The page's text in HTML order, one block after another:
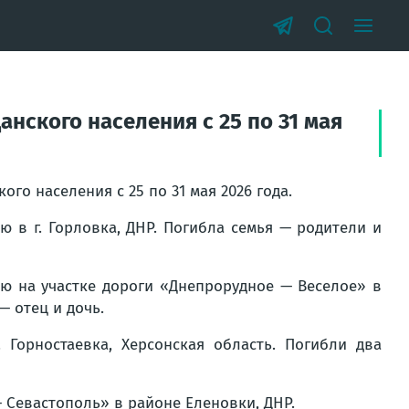
населения с 25 по 31 мая
населения с 25 по 31 мая 2026 года.
в г. Горловка, ДНР. Погибла семья — родители и
на участке дороги «Днепрорудное — Веселое» в
отец и дочь.
Херсонская область. Погибли два
в районе Еленовки, ДНР.